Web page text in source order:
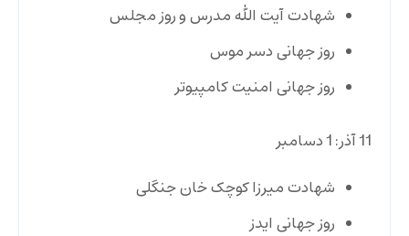
شهادت آیت ‌الله مدرس و روز مجلس
روز جهانی دسر موس
روز جهانی امنیت کامپیوتر
11 آذر: 1 دسامبر
شهادت میرزا کوچک ‌خان جنگلی
روز جهانی ایدز